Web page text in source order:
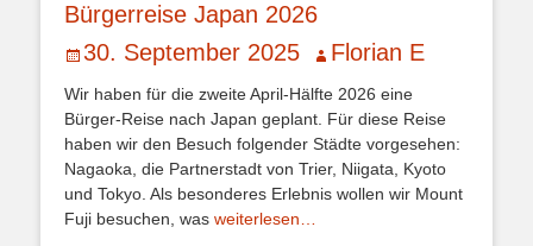
Bürgerreise Japan 2026
Veröffentlicht
am
30. September 2025 Autor
Florian E
Wir haben für die zweite April-Hälfte 2026 eine
Bürger-Reise nach Japan geplant. Für diese Reise
haben wir den Besuch folgender Städte vorgesehen:
Nagaoka, die Partnerstadt von Trier, Niigata, Kyoto
und Tokyo. Als besonderes Erlebnis wollen wir Mount
Fuji besuchen, was weiterlesen…